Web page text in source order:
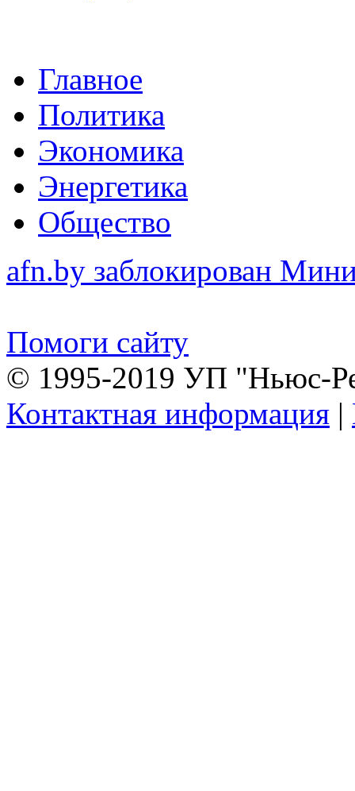
Главное
Политика
Экономика
Энергетика
Общество
afn.by заблокирован
Помоги сайту
© 1995-2019 УП "Ньюс-
Контактная информация |